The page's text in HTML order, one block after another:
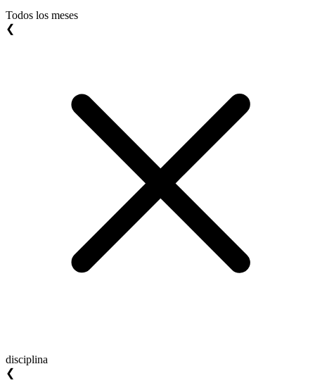
Todos los meses
❮
disciplina
❮